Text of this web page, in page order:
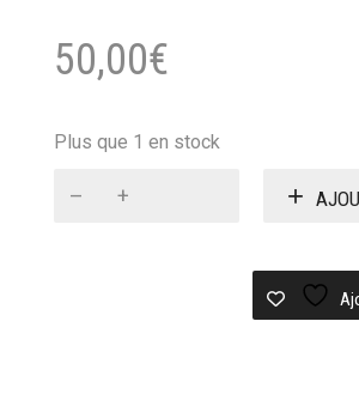
50,00€
Plus que 1 en stock